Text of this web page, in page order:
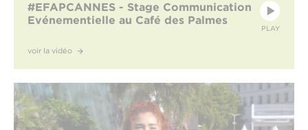
PLAY
#EFAPCANNES - Stage Communication
Evénementielle au Café des Palmes
voir la vidéo